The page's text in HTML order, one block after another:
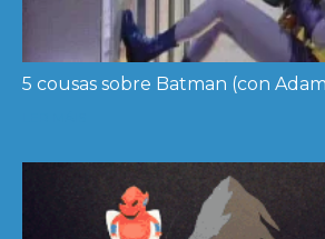
5 cousas sobre Batman (con